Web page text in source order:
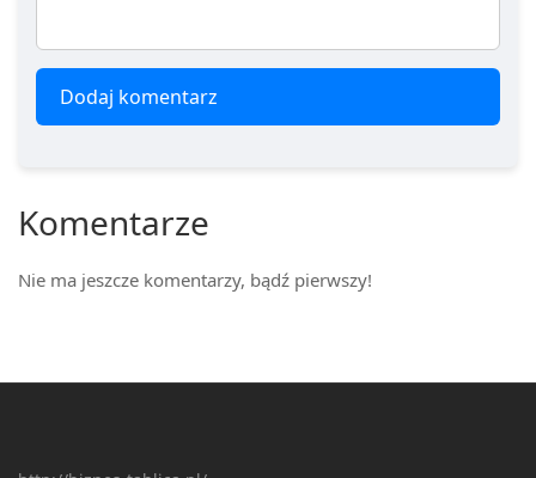
Dodaj komentarz
Komentarze
Nie ma jeszcze komentarzy, bądź pierwszy!